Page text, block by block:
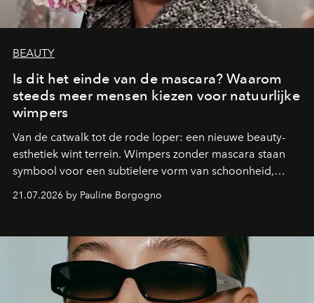
BEAUTY
Is dit het einde van de mascara? Waarom
steeds meer mensen kiezen voor natuurlijke
wimpers
Van de catwalk tot de rode loper: een nieuwe beauty-
esthetiek wint terrein. Wimpers zonder mascara staan
symbool voor een subtielere vorm van schoonheid,
waarin zelfvertrouwen belangrijker is dan een overvloed
aan make-up.
21.07.2026 by Pauline Borgogno